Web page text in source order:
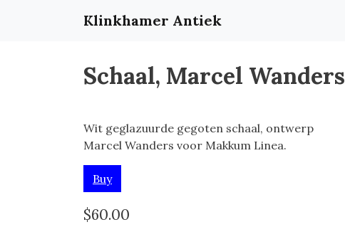
Klinkhamer Antiek
Schaal, Marcel Wanders
Wit geglazuurde gegoten schaal, ontwerp
Marcel Wanders voor Makkum Linea.
Buy
$60.00